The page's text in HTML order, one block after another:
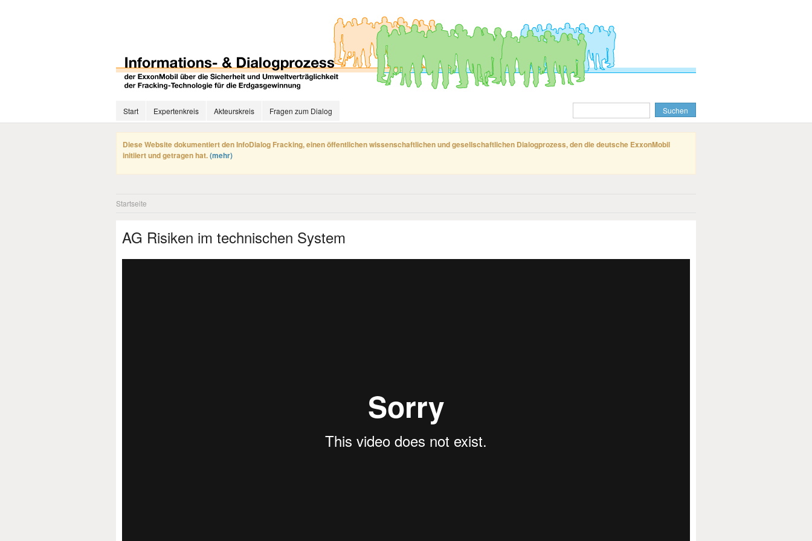
Start Expertenkreis Akteurskreis Fragen zum Dialog
Diese Website dokumentiert den InfoDialog Fracking, einen öffentlichen wissenschaftlichen und gesellschaftlichen Dialogprozess, den die deutsche ExxonMobil
initiiert und getragen hat.(mehr)
Startseite
AG Risiken im technischen System